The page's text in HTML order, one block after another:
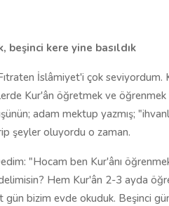
kere yine basıldık
İslâmiyet'i çok seviyordum.
Kur'ân öğretmek ve öğrenmek
adam mektup yazmış;
şeyler oluyordu o zaman.
"Hocam ben Kur'ânı
Hem Kur'ân 2-3 ayda
bizim evde okuduk. Beşinci